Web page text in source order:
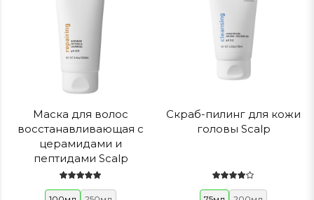
Маска для волос
восстанавливающая с
церамидами и
пептидами Scalp
Скраб-пилинг для кожи
головы Scalp